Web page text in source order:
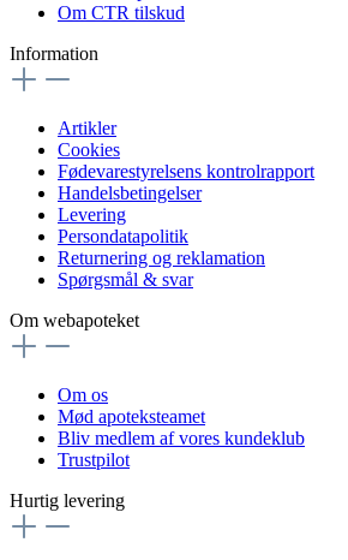
Om CTR tilskud
Information
Artikler
Cookies
Fødevarestyrelsens kontrolrapport
Handelsbetingelser
Levering
Persondatapolitik
Returnering og reklamation
Spørgsmål & svar
Om webapoteket
Om os
Mød apoteksteamet
Bliv medlem af vores kundeklub
Trustpilot
Hurtig levering